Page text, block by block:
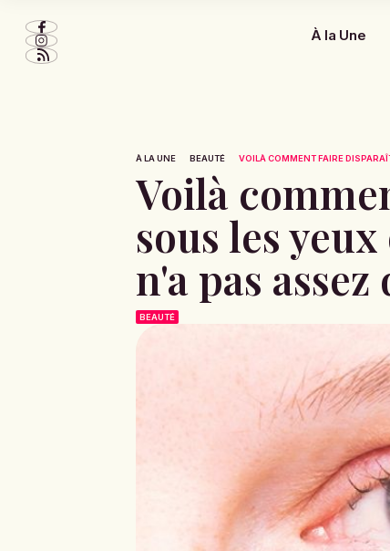
À la Une
À LA UNE BEAUTÉ VOILÀ COMMENT FAIRE
Voilà
sous les
n'a pas
BEAUTÉ